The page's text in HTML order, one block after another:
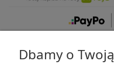
Dbamy o